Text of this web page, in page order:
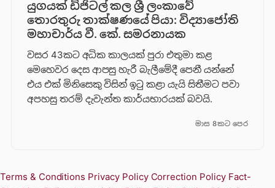
යුගයක් ඩිජිටල් කල ශ්‍රී ලංකාවේ
තොරතුරු තාක්ෂණයේ පියා: විද්‍යාජෝති
මහාචාර්ය වී. කේ. සමරනායක
වසර 43කට අධික කාලයක් පුරා එතුමා කළ
මෙහෙවර දෙස ආපසු හැරී බැලීමේදී පෙනී යන්නේ
එය එක් මිනිසෙකු විසින් ඉටු කළා යැයි සිතීමට පවා
අපහසු තරම් දැවැන්ත කාර්යභාරයක් බවයි.
මාස 8කට පෙර
Terms & Conditions Privacy Policy Correction Policy Fact-